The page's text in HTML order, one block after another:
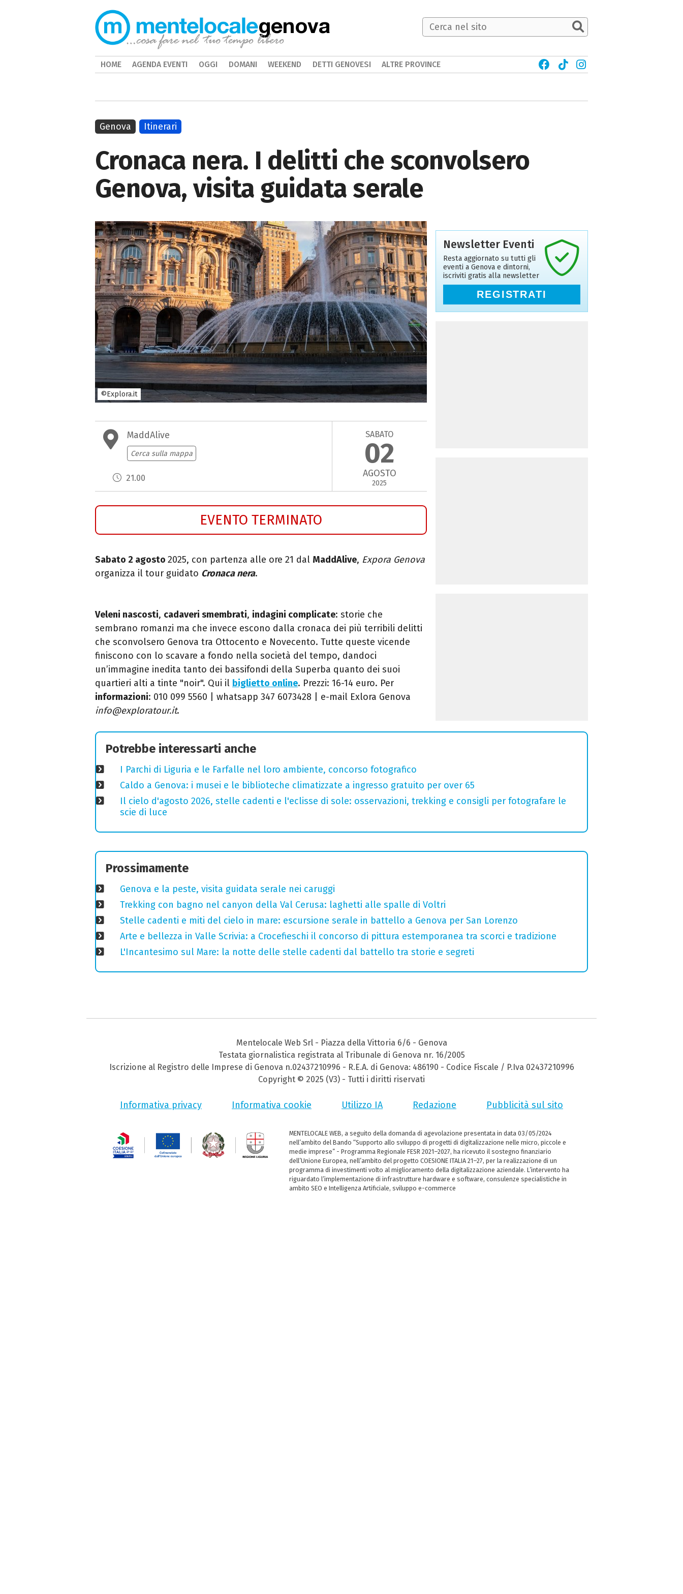
Cronaca nera. I delitti che sconvolsero
Genova, visita guidata serale
©Explora.it
MaddAlive
Cerca sulla mappa
21.00
SABATO
02
AGOSTO
2025
EVENTO TERMINATO
Sabato 2 agosto 2025, con partenza alle ore 21 dal MaddAlive, Expora Genova
organizza il tour guidato Cronaca nera.
Veleni nascosti, cadaveri smembrati, indagini complicate: storie che
sembrano romanzi ma che invece escono dalla cronaca dei più terribili delitti
che sconvolsero Genova tra Ottocento e Novecento. Tutte queste vicende
finiscono con lo scavare a fondo nella società del tempo, dandoci
un’immagine inedita tanto dei bassifondi della Superba quanto dei suoi
quartieri alti a tinte "noir". Qui il biglietto online. Prezzi: 16-14 euro. Per
informazioni: 010 099 5560 | whatsapp 347 6073428 | e-mail Exlora Genova
info@exploratour.it.
Genova Itinerari
Newsletter Eventi
Resta aggiornato su tutti gli
eventi a Genova e dintorni,
iscriviti gratis alla newsletter
REGISTRATI
Potrebbe interessarti anche
I Parchi di Liguria e le Farfalle nel loro ambiente, concorso fotografico
Caldo a Genova: i musei e le biblioteche climatizzate a ingresso gratuito per over 65
Il cielo d'agosto 2026, stelle cadenti e l'eclisse di sole: osservazioni, trekking e consigli per fotografare le
scie di luce
Prossimamente
Genova e la peste, visita guidata serale nei caruggi
Trekking con bagno nel canyon della Val Cerusa: laghetti alle spalle di Voltri
Stelle cadenti e miti del cielo in mare: escursione serale in battello a Genova per San Lorenzo
Arte e bellezza in Valle Scrivia: a Crocefieschi il concorso di pittura estemporanea tra scorci e tradizione
L'Incantesimo sul Mare: la notte delle stelle cadenti dal battello tra storie e segreti
genova
HOME AGENDA EVENTI OGGI DOMANI WEEKEND DETTI GENOVESI ALTRE PROVINCE
Mentelocale Web Srl - Piazza della Vittoria 6/6 - Genova
Testata giornalistica registrata al Tribunale di Genova nr. 16/2005
Iscrizione al Registro delle Imprese di Genova n.02437210996 - R.E.A. di Genova: 486190 - Codice Fiscale / P.Iva 02437210996
Copyright © 2025 (V3) - Tutti i diritti riservati
Informativa privacy Informativa cookie Utilizzo IA Redazione Pubblicità sul sito
MENTELOCALE WEB, a seguito della domanda di agevolazione presentata in data 03/05/2024
nell’ambito del Bando “Supporto allo sviluppo di progetti di digitalizzazione nelle micro, piccole e
medie imprese” - Programma Regionale FESR 2021–2027, ha ricevuto il sostegno finanziario
dell’Unione Europea, nell’ambito del progetto COESIONE ITALIA 21–27, per la realizzazione di un
programma di investimenti volto al miglioramento della digitalizzazione aziendale. L’intervento ha
riguardato l’implementazione di infrastrutture hardware e software, consulenze specialistiche in
ambito SEO e Intelligenza Artificiale, sviluppo e-commerce